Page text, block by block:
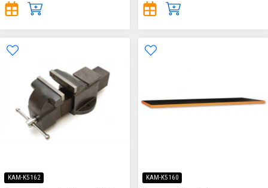
KAM-K5162 KAM-K5160